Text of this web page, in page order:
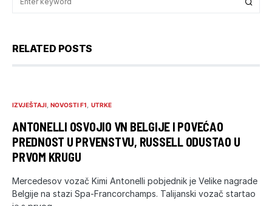
RELATED POSTS
IZVJEŠTAJI NOVOSTI F1 UTRKE
ANTONELLI OSVOJIO VN BELGIJE I POVEĆAO
PREDNOST U PRVENSTVU, RUSSELL ODUSTAO U
PRVOM KRUGU
Mercedesov vozač Kimi Antonelli pobjednik je Velike nagrade
Belgije na stazi Spa-Francorchamps. Talijanski vozač startao